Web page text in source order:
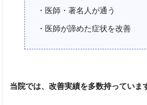
・医師・著名人が通う
・医師が諦めた症状を改善
当院では、改善実績を多数持っていま